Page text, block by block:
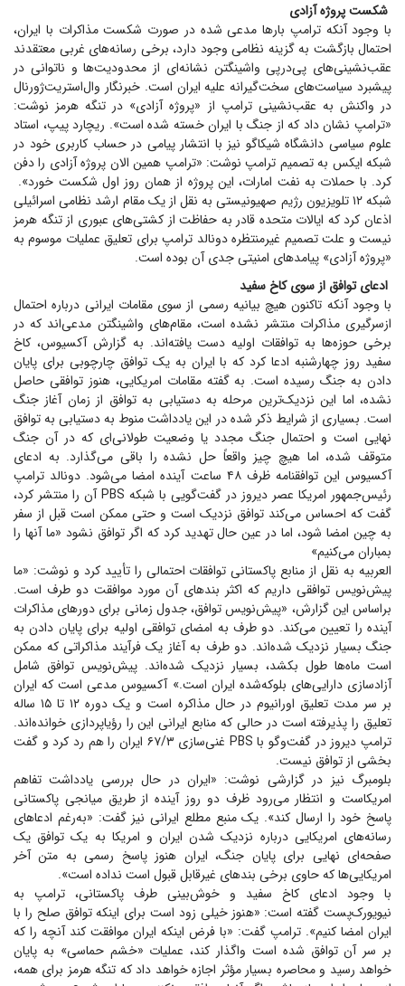
شکست پروژه آزادی
با وجود آنکه ترامپ بار‌ها مدعی شده در صورت شکست مذاکرات با ایران،
احتمال بازگشت به گزینه نظامی وجود دارد، برخی رسانه‌های غربی معتقدند
عقب‌نشینی‌های پی‌درپی واشینگتن نشانه‌ای از محدودیت‌ها و ناتوانی در
پیشبرد سیاست‌های سخت‌گیرانه علیه ایران است. خبرنگار وال‌استریت‌ژورنال
در واکنش به عقب‌نشینی ترامپ از «پروژه آزادی» در تنگه هرمز نوشت:
«ترامپ نشان داد که از جنگ با ایران خسته شده است». ریچارد پیپ، استاد
علوم سیاسی دانشگاه شیکاگو نیز با انتشار پیامی در حساب کاربری خود در
شبکه ایکس به تصمیم ‏ترامپ نوشت: «ترامپ همین الان پروژه آزادی را دفن
کرد. با حملات به نفت امارات، این پروژه از همان روز اول شکست ‏خورد». ‏
شبکه ۱۲ تلویزیون رژیم صهیونیستی به نقل از یک مقام ارشد نظامی اسرائیلی
اذعان کرد که ایالات متحده قادر به حفاظت ‏از کشتی‌های عبوری از تنگه هرمز
نیست و علت تصمیم غیرمنتظره دونالد ترامپ برای تعلیق عملیات موسوم به
«پروژه ‏آزادی» پیامد‌های امنیتی جدی آن بوده است.
ادعای توافق از سوی کاخ سفید
با وجود آنکه تاکنون هیچ بیانیه رسمی از سوی مقامات ایرانی درباره احتمال
ازسرگیری مذاکرات منتشر نشده است، مقام‌های واشینگتن مدعی‌اند که در
برخی حوزه‌ها به توافقات اولیه دست یافته‌اند. به گزارش آکسیوس، کاخ
سفید روز چهارشنبه ادعا کرد که با ایران به یک توافق چارچوبی برای ‏پایان
دادن به جنگ رسیده است. به گفته مقامات امریکایی، هنوز توافقی حاصل
نشده، اما این ‏نزدیک‌ترین مرحله به دستیابی به توافق از زمان آغاز جنگ
است. بسیاری از شرایط ذکر شده در این ‏یادداشت منوط به دستیابی به توافق
نهایی است و احتمال جنگ مجدد یا وضعیت طولانی‌ای که در آن ‏جنگ
متوقف شده، اما هیچ چیز واقعاً حل نشده را باقی می‌گذارد. به ادعای
آکسیوس این توافقنامه ظرف ۴۸ ساعت آینده امضا می‌شود. دونالد ترامپ
رئیس‌جمهور امریکا عصر دیروز در گفت‌گویی با شبکه PBS آن را منتشر کرد،
گفت که احساس می‌کند توافق نزدیک است و حتی ممکن است قبل از سفر
به چین امضا شود، اما در عین حال تهدید کرد که اگر توافق نشود «ما آنها را
بمباران می‌کنیم»
العربیه به نقل از منابع پاکستانی توافقات احتمالی را تأیید کرد و نوشت: «ما
پیش‌نویس توافقی داریم که اکثر بند‌های آن مورد موافقت دو طرف است.
براساس این گزارش، «پیش‌نویس توافق، جدول زمانی برای دور‌های مذاکرات
آینده را تعیین می‌کند. دو طرف به امضای توافقی اولیه برای پایان دادن به
جنگ بسیار نزدیک شده‌اند. دو طرف به آغاز یک فرآیند مذاکراتی که ممکن
است ماه‌ها طول بکشد، بسیار نزدیک شده‌اند. پیش‌نویس توافق شامل
آزادسازی دارایی‌های بلوکه‌شده ایران است.» آکسیوس مدعی است که ایران
بر سر مدت تعلیق اورانیوم در حال مذاکره است و یک دوره ۱۲ تا ۱۵ ساله
تعلیق را پذیرفته است در حالی که منابع ایرانی این را رؤیاپردازی خوانده‌اند.
ترامپ دیروز در گفت‌و‌گو با PBS غنی‌سازی ۶۷/۳ ایران را هم رد کرد و گفت
بخشی از توافق نیست.
بلومبرگ نیز در گزارشی نوشت: «ایران در حال بررسی یادداشت تفاهم
امریکاست و انتظار می‌رود ‏ظرف دو روز آینده از طریق میانجی پاکستانی
پاسخ خود را ارسال کند». یک منبع مطلع ایرانی نیز گفت: «به‌رغم ادعا‌های
رسانه‌های امریکایی درباره نزدیک شدن ایران و امریکا به یک توافق یک
صفحه‌ای نهایی برای پایان جنگ، ایران هنوز پاسخ رسمی به متن آخر
امریکایی‌ها که حاوی برخی بند‌های غیرقابل قبول است نداده است».
با وجود ادعای کاخ سفید و خوش‌بینی طرف پاکستانی، ترامپ به
نیویورک‌پست گفته است: «هنوز خیلی زود است برای اینکه توافق صلح را با
ایران امضا کنیم». ترامپ گفت: «با فرض اینکه ایران موافقت کند آنچه را که
بر سر آن توافق شده است واگذار کند، عملیات «خشم حماسی» به پایان
خواهد رسید و محاصره بسیار مؤثر اجازه خواهد داد که تنگه هرمز برای همه،